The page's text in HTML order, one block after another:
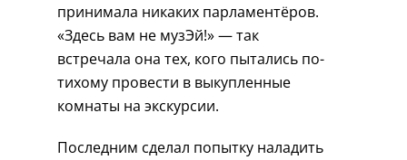
принимала никаких парламентёров.
«Здесь вам не музЭй!» — так
встречала она тех, кого пытались по-
тихому провести в выкупленные
комнаты на экскурсии.
Последним сделал попытку наладить